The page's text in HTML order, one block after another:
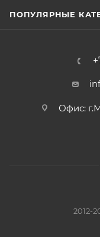
ПОПУЛЯРНЫЕ
Офис:
2012-